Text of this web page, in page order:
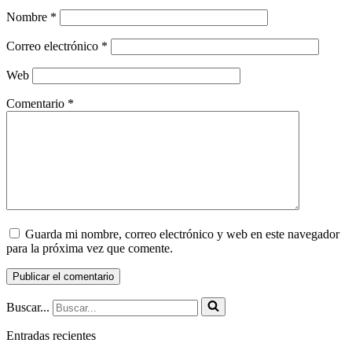
Nombre *
Correo electrónico *
Web
Comentario *
Guarda mi nombre, correo electrónico y web en este navegador
para la próxima vez que comente.
Buscar...
Entradas recientes